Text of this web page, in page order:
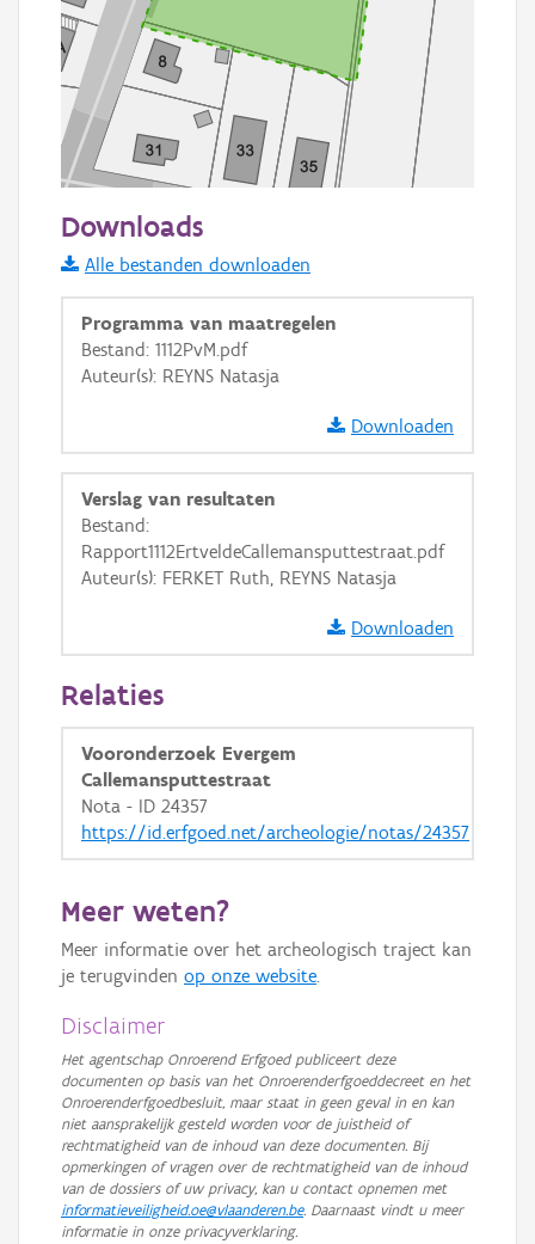
Informatie Vlaanderen
i
+ −
Basis Lagen
Ortho
GRB-Basiskaart
GRB-Basiskaart in grijswaarden
Downloads
Alle bestanden downloaden
Programma van maatregelen
Bestand: 1112PvM.pdf
Auteur(s): REYNS Natasja
Downloaden
Verslag van resultaten
Bestand:
Rapport1112ErtveldeCallemansputtestraat.pdf
Auteur(s): FERKET Ruth, REYNS Natasja
Downloaden
Relaties
Vooronderzoek Evergem
Callemansputtestraat
Nota - ID 24357
https://id.erfgoed.net/archeologie/notas/24357
Meer weten?
Meer informatie over het archeologisch traject kan
je terugvinden op onze website.
Disclaimer
Het agentschap Onroerend Erfgoed publiceert deze
documenten op basis van het Onroerenderfgoeddecreet en het
Onroerenderfgoedbesluit, maar staat in geen geval in en kan
niet aansprakelijk gesteld worden voor de juistheid of
rechtmatigheid van de inhoud van deze documenten. Bij
opmerkingen of vragen over de rechtmatigheid van de inhoud
van de dossiers of uw privacy, kan u contact opnemen met
informatieveiligheid.oe@vlaanderen.be. Daarnaast vindt u meer
informatie in onze privacyverklaring.